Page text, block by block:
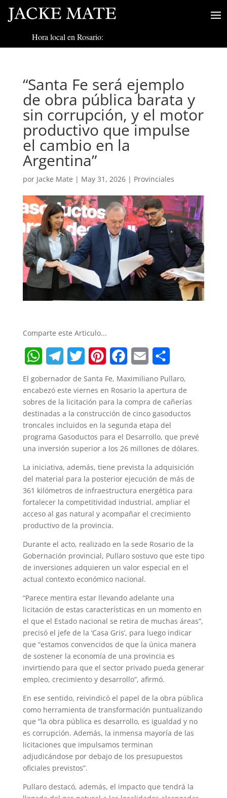
Hora local en Rosario:
“Santa Fe será ejemplo
de obra pública barata y
sin corrupción, y el motor
productivo que impulse
el cambio en la
Argentina”
por Jacke Mate | May 31, 2026| Provinciales
Comparte este Articulo...
W
h
a
t
s
p
p
e
e
g
a
m
w
i
t
t
r
i
n
t
e
e
s
t
a
c
e
b
o
k
E
m
a
i
l
h
a
r
e
El gobernador de Santa Fe, Maximiliano Pullaro,
encabezó este viernes en Rosario la apertura de
sobres de la licitación para la compra de cañerías
destinadas a la construcción de cinco gasoductos
troncales incluidos en la segunda etapa del
programa Gasoductos para el Desarrollo, que prevé
una inversión superior a los 26 millones de dólares.
La iniciativa, además, tiene prevista la adquisición
del material para la posterior ejecución de más de
361 kilómetros de infraestructura energética para
fortalecer la competitividad industrial, ampliar el
acceso al gas natural y acompañar el crecimiento
productivo de la provincia.
Durante el acto, realizado en la sede Rosario de la
Gobernación provincial, Pullaro sostuvo que este tipo
de inversiones adquieren un valor especial en el
actual contexto económico nacional.
“Parece mentira estar llevando adelante una
licitación de estas características en un momento en
el que el Estado nacional se retira de muchas áreas”,
precisó el jefe de la ‘Casa Gris’, para luego indicar
que “estamos convencidos de que la única manera
de sostener la economía de una provincia es
invirtiendo para que el sector privado pueda generar
empleo, crecimiento y desarrollo”, afirmó.
En ese sentido, reivindicó el papel de la obra pública
como herramienta de transformación puntualizando
que “la obra pública es desarrollo, es igualdad y no
es corrupción. Además, la inmensa mayoría de las
licitaciones que impulsamos terminan
adjudicándose por debajo de los presupuestos
oficiales previstos”.
Pullaro destacó, además, el impacto que tendrá la